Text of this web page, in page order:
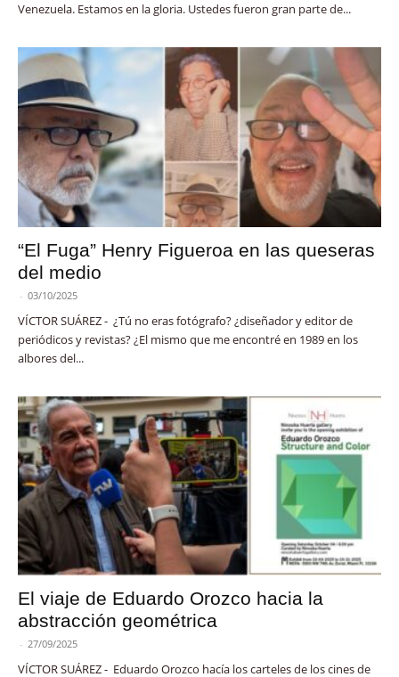
Venezuela. Estamos en la gloria. Ustedes fueron gran parte de...
“El Fuga” Henry Figueroa en las queseras
del medio
- 03/10/2025
VÍCTOR SUÁREZ - ¿Tú no eras fotógrafo? ¿diseñador y editor de
periódicos y revistas? ¿El mismo que me encontré en 1989 en los
albores del...
El viaje de Eduardo Orozco hacia la
abstracción geométrica
- 27/09/2025
VÍCTOR SUÁREZ - Eduardo Orozco hacía los carteles de los cines de